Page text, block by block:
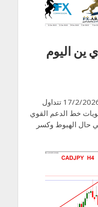
ين اليوم
التحليل الفني الكندي ين اليوم 17/2/2026 تتداول
خط الدعم القوي
حال الهبوط وكسر